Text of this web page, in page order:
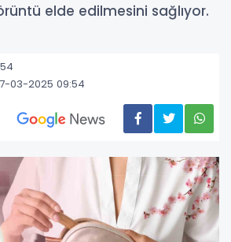
elde edilmesini sağlıyor.
03-2025 09:54